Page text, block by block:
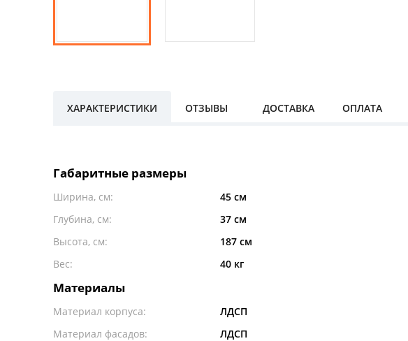
ХАРАКТЕРИСТИКИ ОТЗЫВЫ ДОСТАВКА ОПЛАТА
Габаритные размеры
Ширина, см:
45 см
Глубина, см:
37 см
Высота, см:
187 см
Вес:
40 кг
Материалы
Материал корпуса:
ЛДСП
Материал фасадов:
ЛДСП